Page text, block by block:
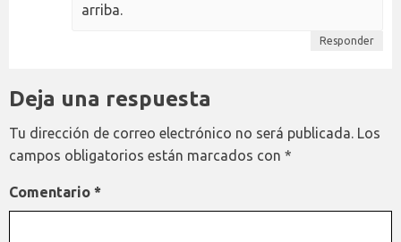
arriba.
Responder
Deja una respuesta
Tu dirección de correo electrónico no será publicada. Los
campos obligatorios están marcados con *
Comentario *